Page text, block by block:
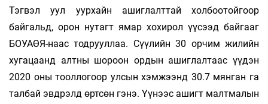
Тэгвэл уул уурхайн ашиглалттай холбоотойгоор
байгальд, орон нутагт ямар хохирол үүсээд байгааг
БОУАӨЯ-наас тодрууллаа. Сүүлийн 30 орчим жилийн
хугацаанд алтны шороон ордын ашиглалтаас үүдэн
2020 оны тооллогоор улсын хэмжээнд 30.7 мянган га
талбай эвдрэлд өртсөн гэнэ. Үүнээс ашигт малтмалын